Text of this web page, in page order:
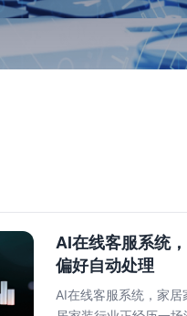
AI在线客服系统
偏好自动处理
AI在线客服系统，家